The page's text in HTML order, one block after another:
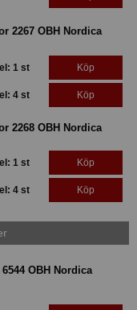
2267 OBH Nordica
1 st Köp
4 st Köp
2268 OBH Nordica
1 st Köp
4 st Köp
OBH Nordica